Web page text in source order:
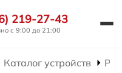
219-27-43
с 9:00 до 21:00
Каталог устройств